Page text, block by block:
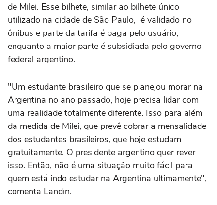
de Milei. Esse bilhete, similar ao bilhete único
utilizado na cidade de São Paulo, é validado no
ônibus e parte da tarifa é paga pelo usuário,
enquanto a maior parte é subsidiada pelo governo
federal argentino.
"Um estudante brasileiro que se planejou morar na
Argentina no ano passado, hoje precisa lidar com
uma realidade totalmente diferente. Isso para além
da medida de Milei, que prevê cobrar a mensalidade
dos estudantes brasileiros, que hoje estudam
gratuitamente. O presidente argentino quer rever
isso. Então, não é uma situação muito fácil para
quem está indo estudar na Argentina ultimamente",
comenta Landin.